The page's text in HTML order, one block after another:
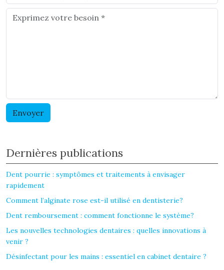
Dernières publications
Dent pourrie : symptômes et traitements à envisager
rapidement
Comment l’alginate rose est-il utilisé en dentisterie?
Dent remboursement : comment fonctionne le système?
Les nouvelles technologies dentaires : quelles innovations à
venir ?
Désinfectant pour les mains : essentiel en cabinet dentaire ?